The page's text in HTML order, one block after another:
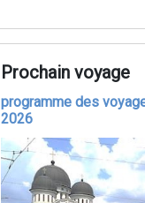
Prochain voyage
programme des
2026